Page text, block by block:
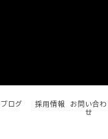
ブログ 採用情報 お問い合わ
せ